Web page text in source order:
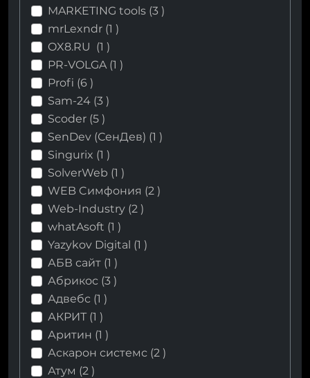
MARKETING tools (3 )
mrLexndr (1 )
OX8.RU (1 )
PR-VOLGA (1 )
Profi (6 )
Sam-24 (3 )
Scoder (5 )
SenDev (СенДев) (1 )
Singurix (1 )
SolverWeb (1 )
WEB Cимфония (2 )
Web-Industry (2 )
whatAsoft (1 )
Yazykov Digital (1 )
АБВ сайт (1 )
Абрикос (3 )
Адвебс (1 )
АКРИТ (1 )
Аритин (1 )
Аскарон системс (2 )
Атум (2 )